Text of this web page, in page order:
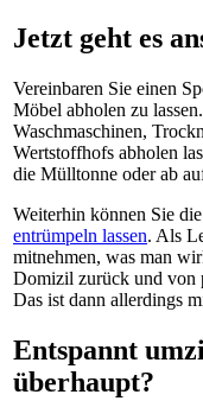
Jetzt geht es
Vereinbaren Sie einen
Möbel abholen zu
Waschmaschinen,
Wertstoffhofs abholen
die Mülltonne oder ab
Weiterhin können Sie
entrümpeln lassen. Als
mitnehmen, was man
Domizil zurück und von
Das ist dann allerdings
Entspannt
überhaupt?